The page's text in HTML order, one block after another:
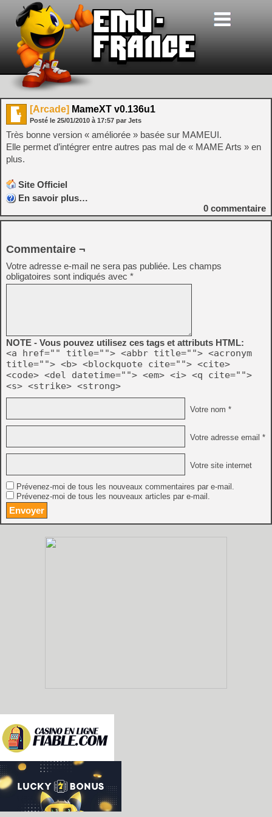
[Arcade] MameXT v0.136u1
Posté le 25/01/2010 à 17:57 par Jets
Très bonne version « améliorée » basée sur MAMEUI.
Elle permet d’intégrer entre autres pas mal de « MAME Arts » en
plus.
Site Officiel
En savoir plus…
0 commentaire
Commentaire ¬
Votre adresse e-mail ne sera pas publiée. Les champs
obligatoires sont indiqués avec *
NOTE - Vous pouvez utilisez ces tags et attributs HTML:
<a href="" title=""> <abbr title=""> <acronym
title=""> <b> <blockquote cite=""> <cite>
<code> <del datetime=""> <em> <i> <q cite="">
<s> <strike> <strong>
Votre nom *
Votre adresse email *
Votre site internet
Prévenez-moi de tous les nouveaux commentaires par e-mail.
Prévenez-moi de tous les nouveaux articles par e-mail.